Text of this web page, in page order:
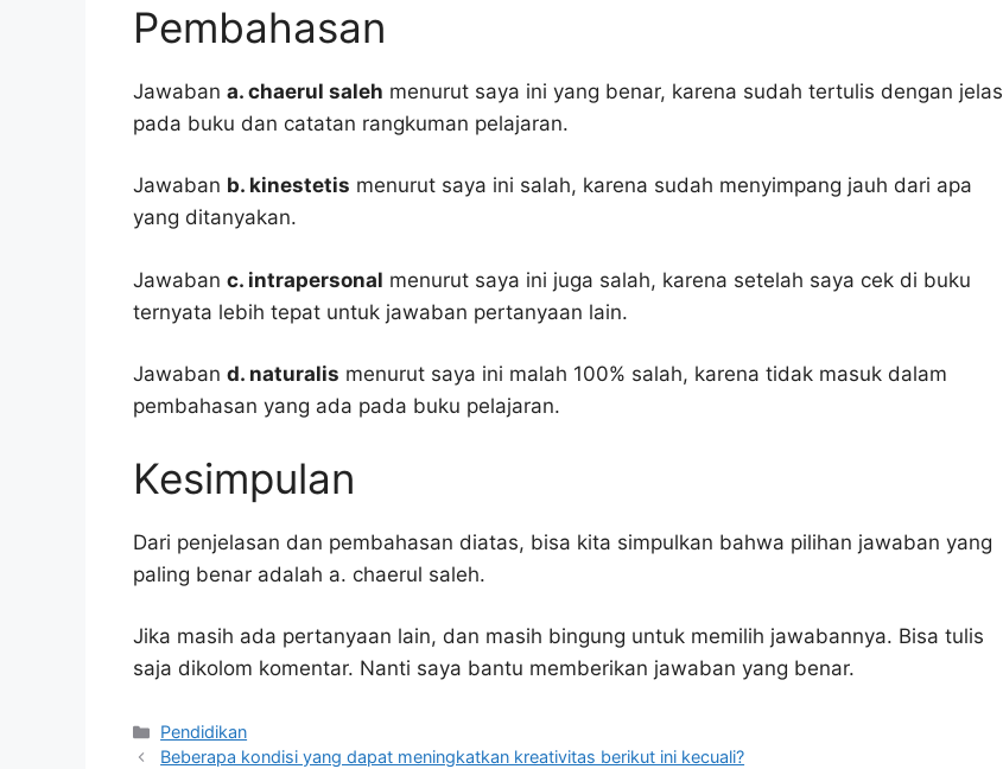
Pembahasan
Jawaban a. chaerul saleh menurut saya ini yang benar, karena sudah tertulis dengan jelas
pada buku dan catatan rangkuman pelajaran.
Jawaban b. kinestetis menurut saya ini salah, karena sudah menyimpang jauh dari apa
yang ditanyakan.
Jawaban c. intrapersonal menurut saya ini juga salah, karena setelah saya cek di buku
ternyata lebih tepat untuk jawaban pertanyaan lain.
Jawaban d. naturalis menurut saya ini malah 100% salah, karena tidak masuk dalam
pembahasan yang ada pada buku pelajaran.
Kesimpulan
Dari penjelasan dan pembahasan diatas, bisa kita simpulkan bahwa pilihan jawaban yang
paling benar adalah a. chaerul saleh.
Jika masih ada pertanyaan lain, dan masih bingung untuk memilih jawabannya. Bisa tulis
saja dikolom komentar. Nanti saya bantu memberikan jawaban yang benar.
Kategori
Pendidikan
Beberapa kondisi yang dapat meningkatkan kreativitas berikut ini kecuali?